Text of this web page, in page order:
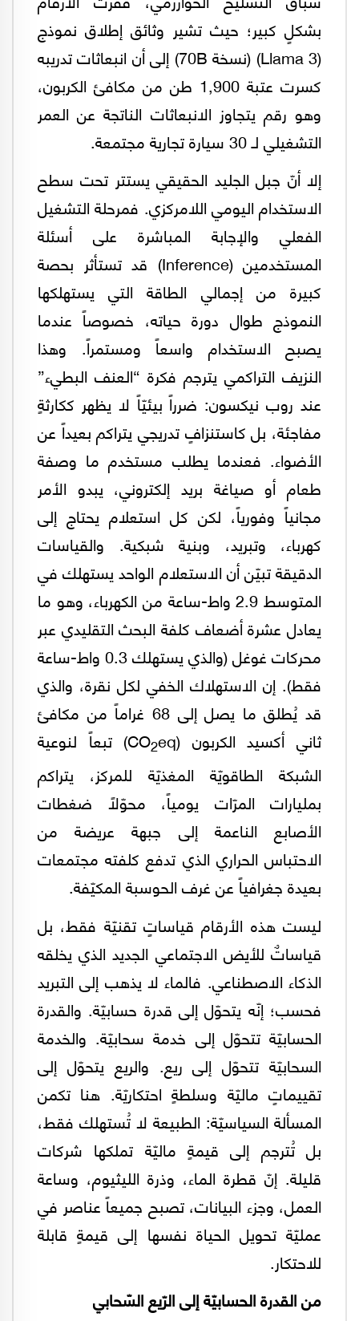
بشكلٍ كبير؛ حيث تشير وثائق إطلاق نموذج
(Llama 3) (نسخة 70B) إلى أن انبعاثات تدريبه
كسرت عتبة 1,900 طن من مكافئ الكربون،
وهو رقم يتجاوز الانبعاثات الناتجة عن العمر
التشغيلي لـ 30 سيارة تجارية مجتمعة.
إلا أنّ جبل الجليد الحقيقي يستتر تحت سطح
الاستخدام اليومي اللامركزي. فمرحلة التشغيل
الفعلي والإجابة المباشرة على أسئلة
المستخدمين (Inference) قد تستأثر بحصة
كبيرة من إجمالي الطاقة التي يستهلكها
النموذج طوال دورة حياته، خصوصاً عندما
يصبح الاستخدام واسعاً ومستمراً. وهذا
النزيف التراكمي يترجم فكرة “العنف البطيء”
عند روب نيكسون: ضرراً بيئيّاً لا يظهر ككارثةٍ
مفاجئة، بل كاستنزافٍ تدريجي يتراكم بعيداً عن
الأضواء. فعندما يطلب مستخدم ما وصفة
طعام أو صياغة بريد إلكتروني، يبدو الأمر
مجانياً وفورياً، لكن كل استعلام يحتاج إلى
كهرباء، وتبريد، وبنية شبكية. والقياسات
الدقيقة تبيّن أن الاستعلام الواحد يستهلك في
المتوسط 2.9 واط-ساعة من الكهرباء، وهو ما
يعادل عشرة أضعاف كلفة البحث التقليدي عبر
محركات غوغل (والذي يستهلك 0.3 واط-ساعة
فقط). إن الاستهلاك الخفي لكل نقرة، والذي
قد يُطلق ما يصل إلى 68 غراماً من مكافئ
ثاني أكسيد الكربون (CO
2
eq) تبعاً لنوعية
الشبكة الطاقويّة المغذيّة للمركز، يتراكم
بمليارات المرّات يومياً، محوّلاً ضغطات
الأصابع الناعمة إلى جبهة عريضة من
الاحتباس الحراري الذي تدفع كلفته مجتمعات
بعيدة جغرافياً عن غرف الحوسبة المكيّفة.
ليست هذه الأرقام قياساتٍ تقنيّة فقط، بل
قياساتٌ للأيض الاجتماعي الجديد الذي يخلقه
الذكاء الاصطناعي. فالماء لا يذهب إلى التبريد
فحسب؛ إنّه يتحوّل إلى قدرة حسابيّة. والقدرة
الحسابيّة تتحوّل إلى خدمة سحابيّة. والخدمة
السحابيّة تتحوّل إلى ريع. والريع يتحوّل إلى
تقييماتٍ ماليّة وسلطةٍ احتكاريّة. هنا تكمن
المسألة السياسيّة: الطبيعة لا تُستهلك فقط،
بل تُترجم إلى قيمةٍ ماليّة تملكها شركات
قليلة. إنّ قطرة الماء، وذرة الليثيوم، وساعة
العمل، وجزء البيانات، تصبح جميعاً عناصر في
عمليّة تحويل الحياة نفسها إلى قيمةٍ قابلة
للاحتكار.
من القدرة الحسابيّة إلى الرّيع السّحابي